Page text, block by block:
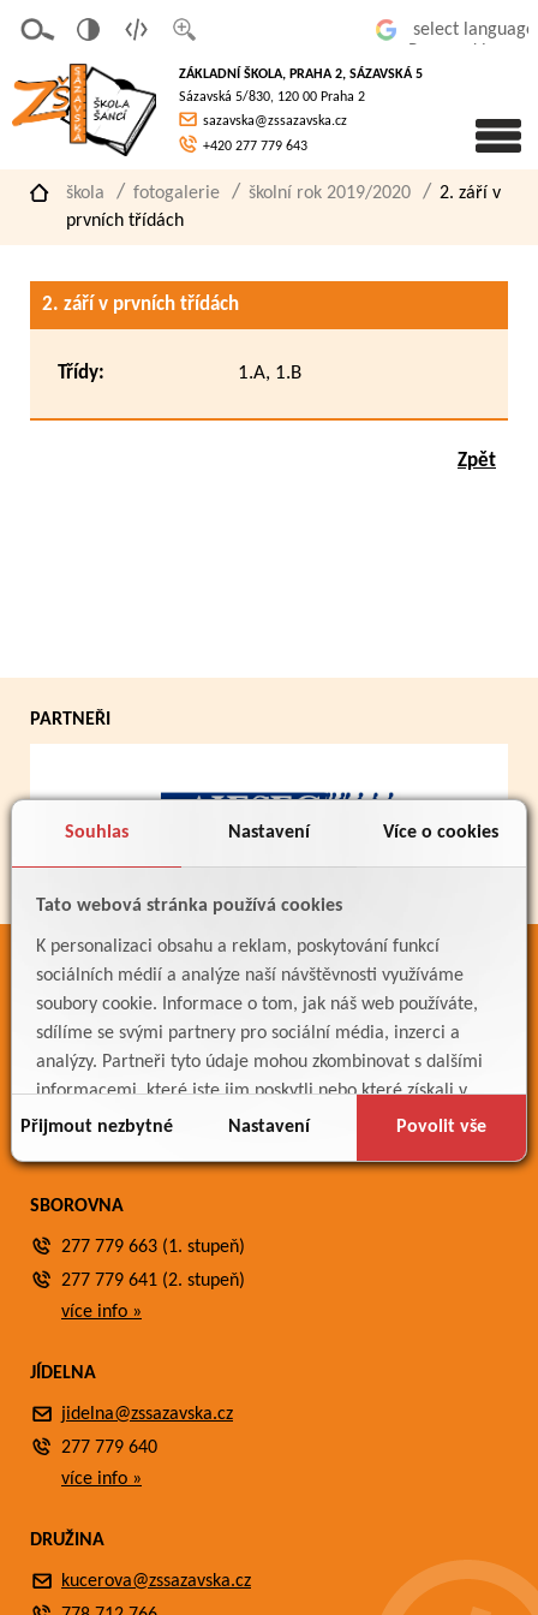
Souhlas Nastavení Více o cookies
Tato webová stránka používá cookies
K personalizaci obsahu a reklam, poskytování funkcí
sociálních médií a analýze naší návštěvnosti využíváme
soubory cookie. Informace o tom, jak náš web používáte,
sdílíme se svými partnery pro sociální média, inzerci a
analýzy. Partneři tyto údaje mohou zkombinovat s dalšími
informacemi, které jste jim poskytli nebo které získali v
důsledku toho, že používáte jejich služby.
Přijmout nezbytné Nastavení Povolit vše
písmo
á
verze
pro
slaboz
raké
ZÁKLADNÍ ŠKOLA, PRAHA 2, SÁZAVSKÁ 5
Sázavská 5/830, 120 00 Praha 2
sazavska@zssazavska.cz
+420 277 779 643
škola fotogalerie školní rok 2019/2020
2. září v
prvních třídách
2. září v prvních třídách
Třídy: 1.A, 1.B
Zpět
PARTNEŘI
ODKAZY
Bakaláři
Jídelníček
Meteostanice
SBOROVNA
277 779 663 (1. stupeň)
277 779 641 (2. stupeň)
více info »
JÍDELNA
jidelna@zssazavska.cz
277 779 640
více info »
DRUŽINA
kucerova@zssazavska.cz